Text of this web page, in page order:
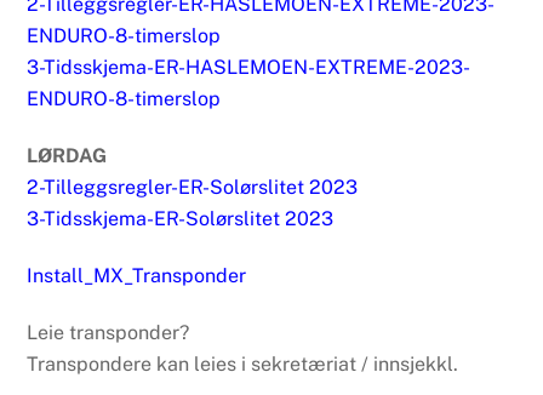
2-Tilleggsregler-ER-HASLEMOEN-EXTREME-2023-
ENDURO-8-timerslop
3-Tidsskjema-ER-HASLEMOEN-EXTREME-2023-
ENDURO-8-timerslop
LØRDAG
2-Tilleggsregler-ER-Solørslitet 2023
3-Tidsskjema-ER-Solørslitet 2023
Install_MX_Transponder
Leie transponder?
Transpondere kan leies i sekretæriat / innsjekkl.